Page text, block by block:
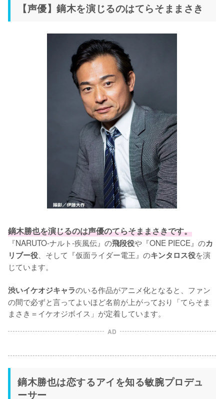
【声優】鏑木を演じるのはてらそままさき
鏑木勝也を演じるのは声優のてらそままさきです。
『NARUTO-ナルト-疾風伝』の飛段役や『ONE PIECE』のカ
リブー役 、そして『仮面ライダー電王』のキンタロス役を演
じています。
渋いイケオジキャラのいる作品がアニメ化となると、ファン
の間で必ずと言ってよいほど名前が上がっており「てらそま
まさき＝イケオジボイス」が定着しています。
AD
鏑木勝也は恋するアイを知る敏腕プロデュ
ーサー